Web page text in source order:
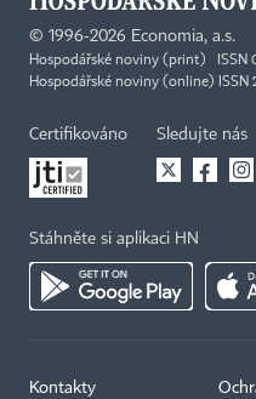
© 1996-2026 Economia, a.s.
Hospodářské noviny (print) ISSN
Hospodářské noviny (online) ISSN
Certifikováno Sledujte nás
Stáhněte si aplikaci HN
Kontakty